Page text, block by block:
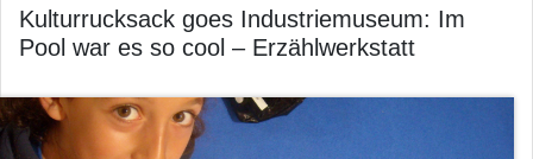
Kulturrucksack goes Industriemuseum: Im
Pool war es so cool – Erzählwerkstatt